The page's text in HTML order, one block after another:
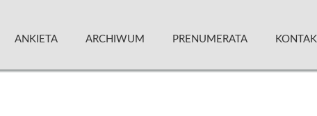
ANKIETA ARCHIWUM PRENUMERATA